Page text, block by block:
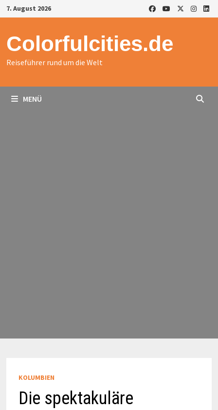
Zurück
zum
7. August 2026
Colorfulcities.de
Reiseführer rund um die Welt
MENÜ
KOLUMBIEN
Die spektakuläre